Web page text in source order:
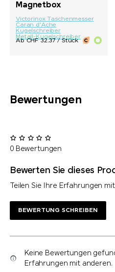
Magnetbox
Victorinox Taschenmesser
Caran d'Ache
Kugelschreiber
Metall-Kugelschreiber
Ab CHF 32.37 / Stück
Bewertungen
0 Bewertungen
Bewerten Sie dieses
Teilen Sie Ihre Erfahrungen
BEWERTUNG SCHREIBEN
Keine Bewertungen
Erfahrungen mit anderen.